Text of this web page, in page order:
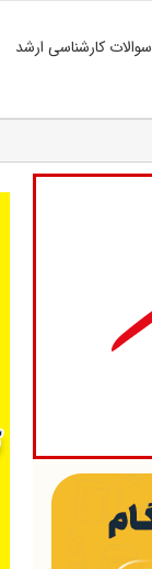
سوالات کارشناسی ارشد